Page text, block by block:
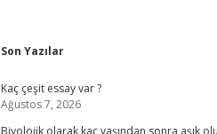
Sidebar
Son Yazılar
Kaç çeşit essay var ?
Ağustos 7, 2026
Biyolojik olarak kaç yaşından sonra aşık